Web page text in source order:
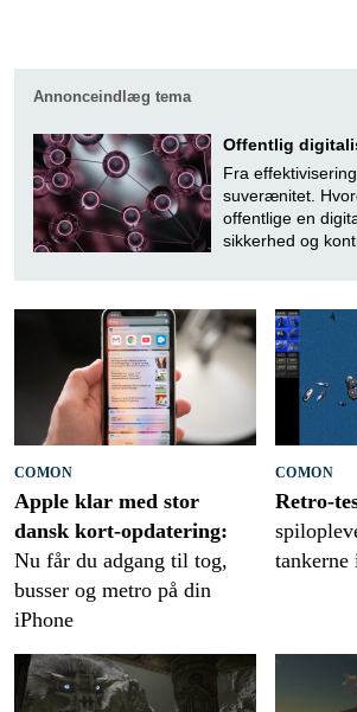
Annonceindlæg tema
Offentlig
Fra
suverænitet.
offentlige en
sikkerhed og
COMON
Apple klar med stor
dansk kort-opdatering:
Nu får du adgang til tog,
busser og metro på din
iPhone
COMON
Retro-
tankerne